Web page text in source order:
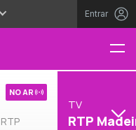
Entrar
NO AR
TV
RTP